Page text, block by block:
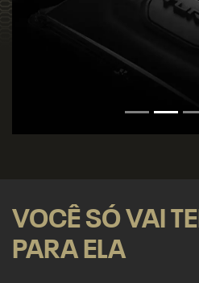
VOCÊ SÓ VAI
PARA ELA